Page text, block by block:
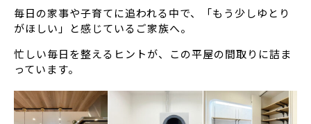
毎日の家事や子育てに追われる中で、「もう少しゆとり
がほしい」と感じているご家族へ。
忙しい毎日を整えるヒントが、この平屋の間取りに詰ま
っています。